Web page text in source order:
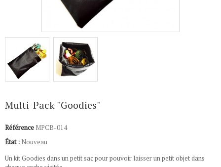
Multi-Pack "Goodies"
Référence MPCB-014
État : Nouveau
Un kit Goodies dans un petit sac pour pouvoir laisser un petit objet dans